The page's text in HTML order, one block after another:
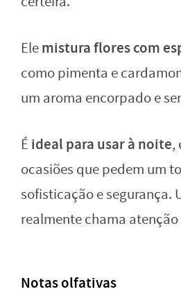
Elemistura flores com
como pimenta e
um aroma encorpado e
É ideal para usar à noite,
ocasiões que pedem um
sofisticação e segurança.
realmente chama
Notas olfativas